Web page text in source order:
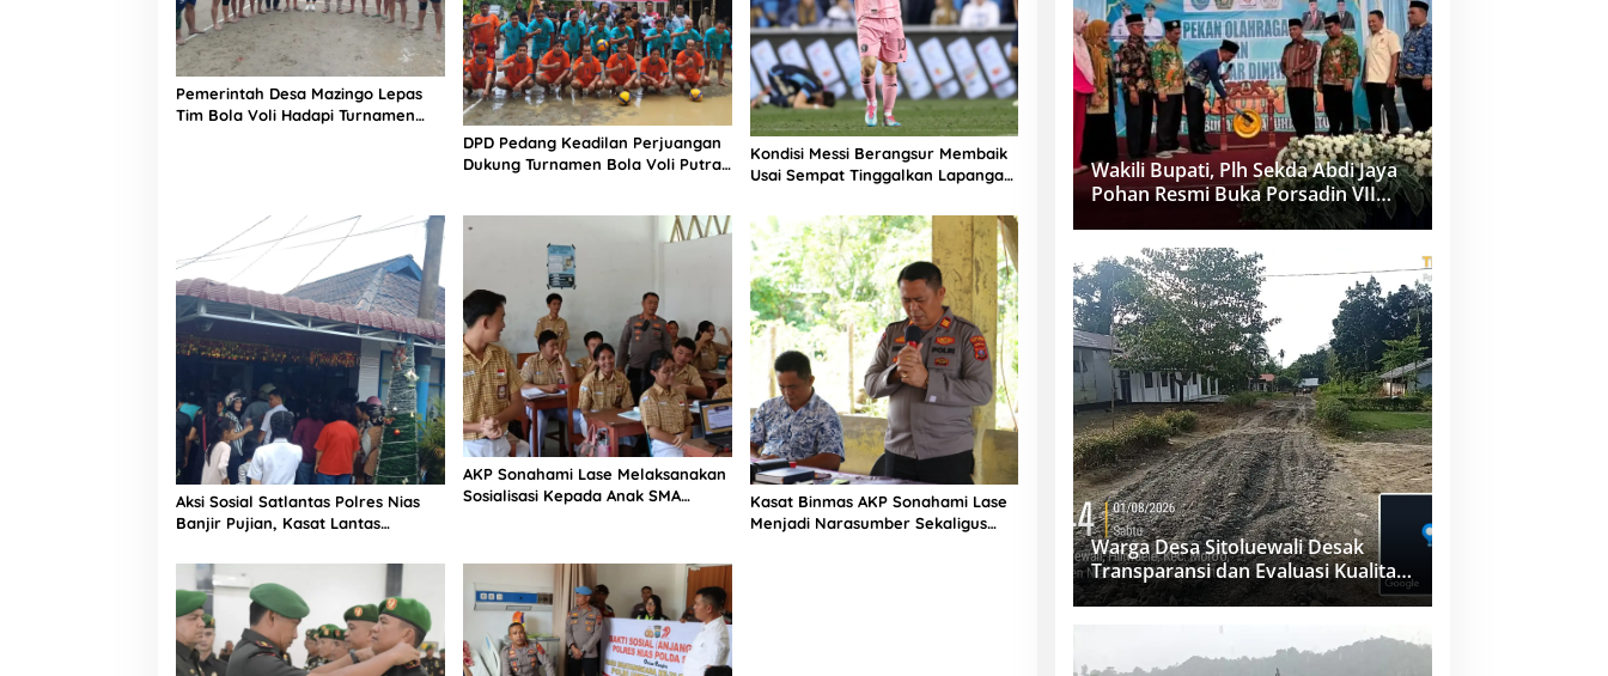
Pemerintah Desa Mazingo Lepas
Tim Bola Voli Hadapi Turnamen
DPD Pedang Keadilan Perjuangan
Dukung Turnamen Bola Voli Putra
Kondisi Messi Berangsur Membaik
Usai Sempat Tinggalkan Lapangan
Aksi Sosial Satlantas Polres Nias
Banjir Pujian, Kasat Lantas
Dus Kopi Fresco untuk Warga di
Tengah Sulitnya Ekonomi
AKP Sonahami Lase Melaksanakan
Sosialisasi Kepada Anak SMA
Kasat Binmas AKP Sonahami Lase
Menjadi Narasumber Sekaligus
Wakili Bupati, Plh Sekda Abdi Jaya
Pohan Resmi Buka Porsadin VII
Kabupaten Labuhanbatu
Warga Desa Sitoluewali Desak
Transparansi dan Evaluasi Kualitas
Proyek Jalan, Diduga Minim